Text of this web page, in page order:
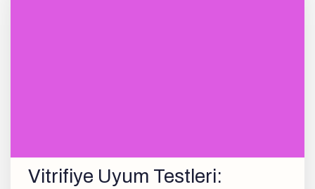
Vitrifiye Uyum Testleri: